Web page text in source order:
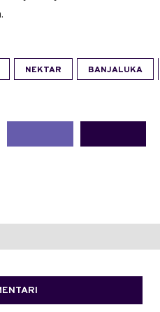
NEKTAR BANJALUKA